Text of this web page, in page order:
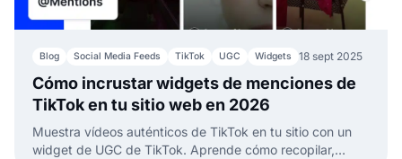
Blog Social Media Feeds TikTok UGC Widgets 18 sept 2025
Cómo incrustar widgets de menciones de
TikTok en tu sitio web en 2026
Muestra vídeos auténticos de TikTok en tu sitio con un
widget de UGC de TikTok. Aprende cómo recopilar,